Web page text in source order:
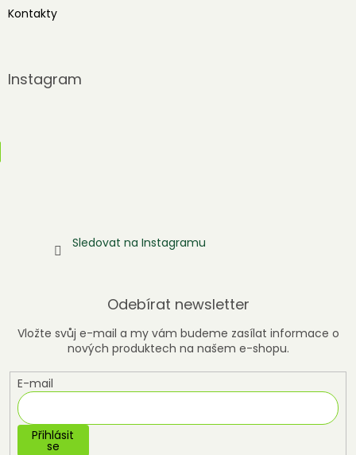
Kontakty
Instagram
Sledovat na Instagramu
Odebírat newsletter
Vložte svůj e-mail a my vám budeme zasílat informace o
nových produktech na našem e-shopu.
E-mail
Přihlásit
se